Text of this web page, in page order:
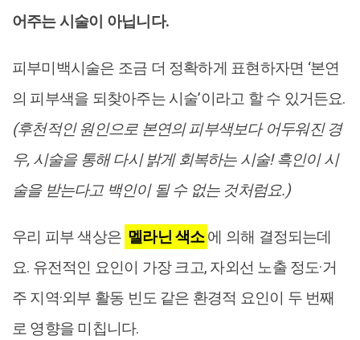
어주는 시술이 아닙니다.
피부미백시술은 조금 더 정확하게 표현하자면 ‘본연
의 피부색을 되찾아주는 시술’이라고 할 수 있거든요.
(후천적인 원인으로 본연의 피부색보다 어두워진 경
우, 시술을 통해 다시 밝게 회복하는 시술! 흑인이 시
술을 받는다고 백인이 될 수 없는 것처럼요.)
우리 피부 색상은 멜라닌 색소에 의해 결정되는데
요. 유전적인 요인이 가장 크고, 자외선 노출 정도·거
주 지역·외부 활동 빈도 같은 환경적 요인이 두 번째
로 영향을 미칩니다.